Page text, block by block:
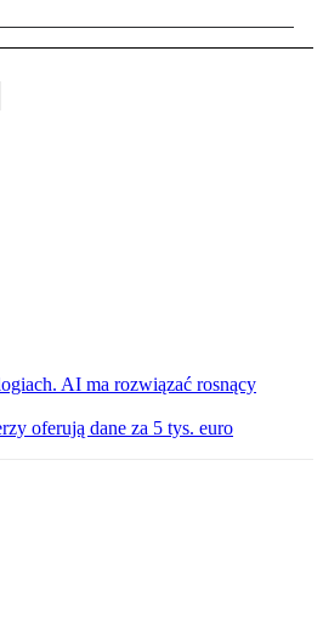
AI ma rozwiązać rosnący
oferują dane za 5 tys. euro